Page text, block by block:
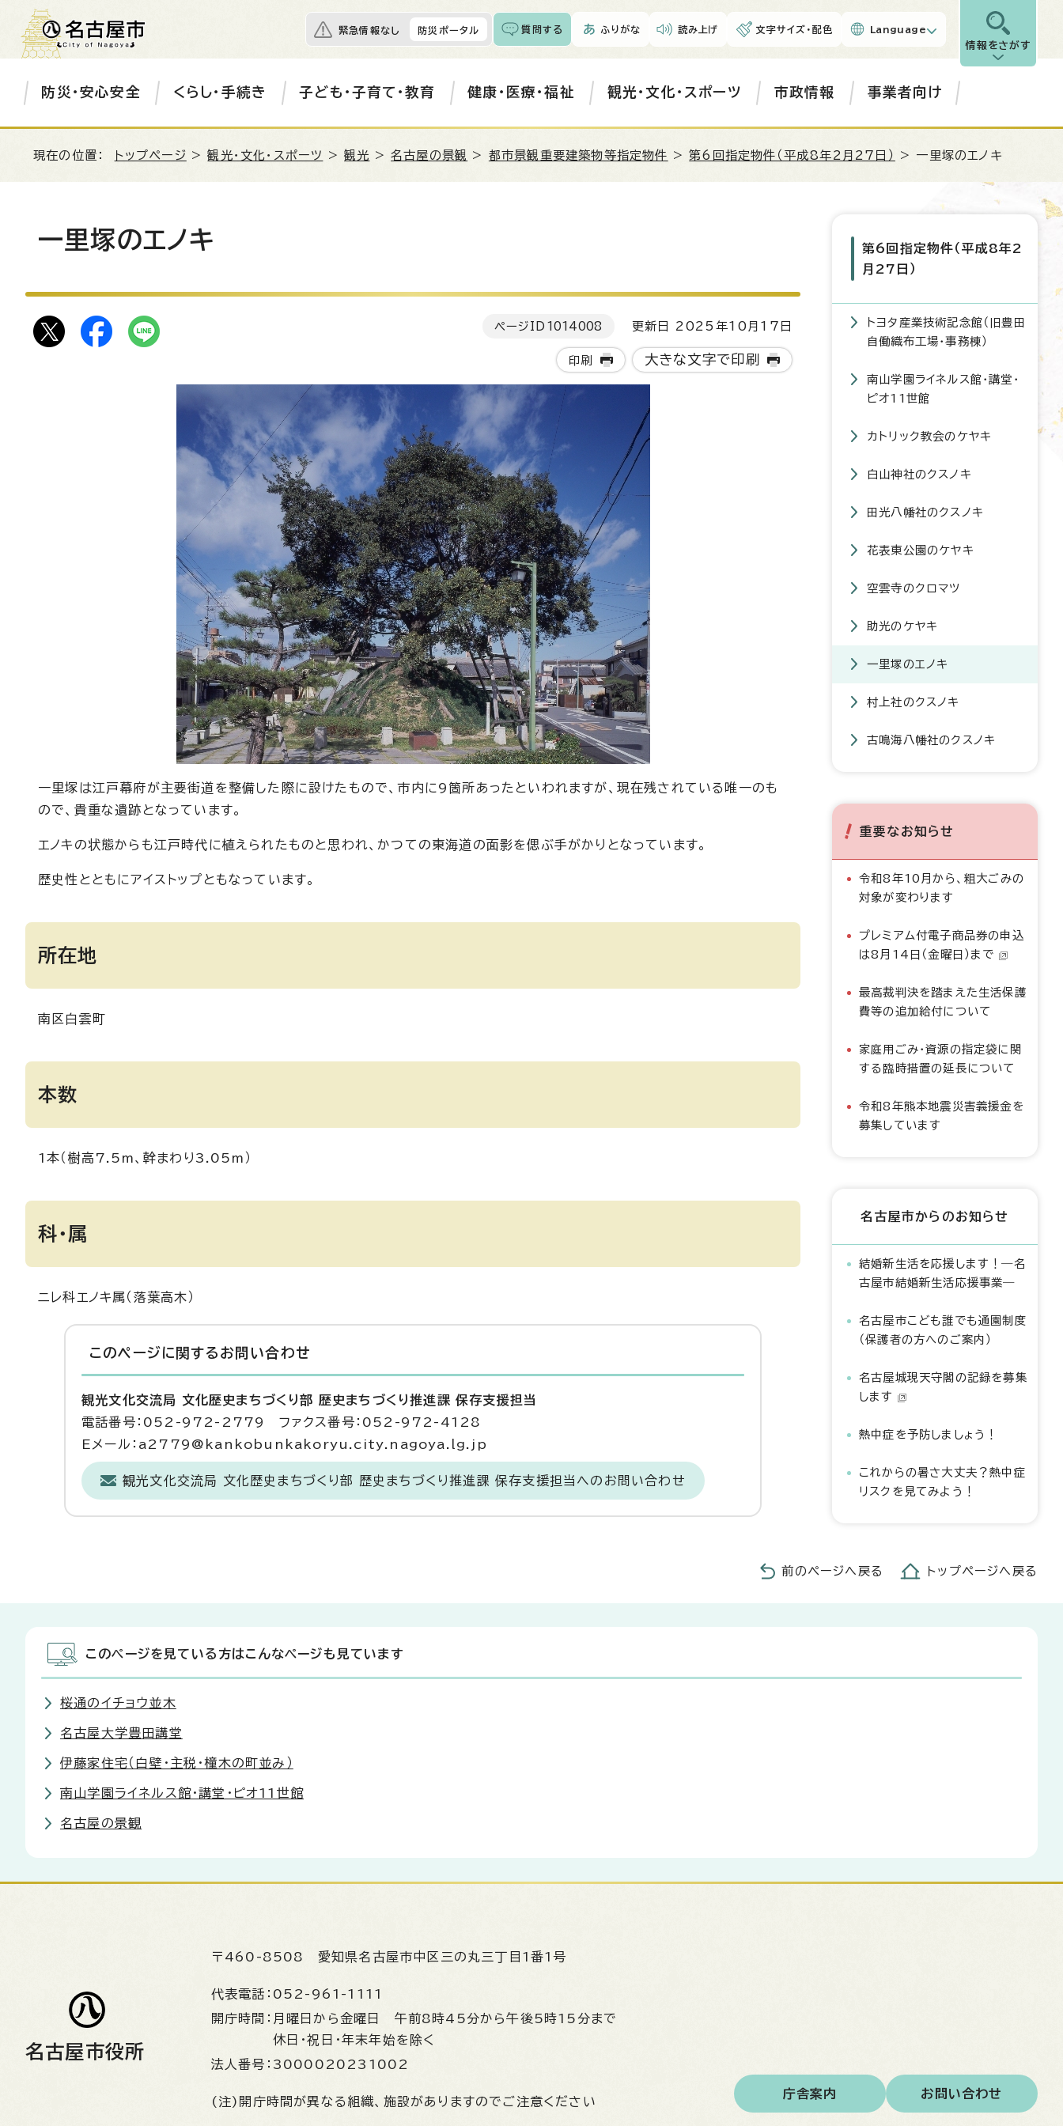
緊急情報なし 防災ポータル 質問する ふりがな 読み上げ 文字サイズ・配色 Language
情報をさがす
防災・安心安全 くらし・手続き 子ども・子育て・教育 健康・医療・福祉 観光・文化・スポーツ 市政情報 事業者向け
現在の位置： トップページ >観光・文化・スポーツ >観光 >名古屋の景観 > 都市景観重要建築物等指定物件 >第6回指定物件（平成8年2月27日） > 一里塚のエノキ
一里塚のエノキ
ページID 1014008 更新日 2025年10月17日
印刷 大きな文字で印刷
一里塚は江戸幕府が主要街道を整備した際に設けたもので、市内に9箇所あったといわれますが、現在残されている唯一のも
ので、貴重な遺跡となっています。
エノキの状態からも江戸時代に植えられたものと思われ、かつての東海道の面影を偲ぶ手がかりとなっています。
歴史性とともにアイストップともなっています。
所在地
南区白雲町
本数
1本（樹高7.5m、幹まわり3.05m）
科・属
ニレ科エノキ属（落葉高木）
このページに関する お問い合わせ
観光文化交流局 文化歴史まちづくり部 歴史まちづくり推進課 保存支援担当
電話番号：052-972-2779 ファクス番号：052-972-4128
Eメール：a2779@kankobunkakoryu.city.nagoya.lg.jp
観光文化交流局 文化歴史まちづくり部 歴史まちづくり推進課 保存支援担当へのお問い合わせ
第6回指定物件（平成8年2
月27日）
トヨタ産業技術記念館（旧豊田
自働織布工場・事務棟）
南山学園ライネルス館・講堂・
ピオ11世館
カトリック教会のケヤキ
白山神社のクスノキ
田光八幡社のクスノキ
花表東公園のケヤキ
空雲寺のクロマツ
助光のケヤキ
一里塚のエノキ
村上社のクスノキ
古鳴海八幡社のクスノキ
重要なお知らせ
令和8年10月から、粗大ごみの
対象が変わります
プレミアム付電子商品券の申込
は8月14日（金曜日）まで
最高裁判決を踏まえた生活保護
費等の追加給付について
家庭用ごみ・資源の指定袋に関
する臨時措置の延長について
令和8年熊本地震災害義援金を
募集しています
名古屋市からのお知らせ
結婚新生活を応援します！―名
古屋市結婚新生活応援事業―
名古屋市こども誰でも通園制度
（保護者の方へのご案内）
名古屋城現天守閣の記録を募集
します
熱中症を予防しましょう！
これからの暑さ大丈夫？熱中症
リスクを見てみよう！
前のページへ戻る トップページへ戻る
このページを見ている方はこんなページも見ています
桜通のイチョウ並木
名古屋大学豊田講堂
伊藤家住宅（白壁・主税・橦木の町並み）
南山学園ライネルス館・講堂・ピオ11世館
名古屋の景観
名古屋市役所
〒460-8508 愛知県名古屋市中区三の丸三丁目1番1号
代表電話： 052-961-1111
開庁時間： 月曜日から金曜日 午前8時45分から午後5時15分まで
休日・祝日・年末年始を除く
法人番号： 3000020231002
(注)開庁時間が異なる組織、施設がありますのでご注意ください
庁舎案内 お問い合わせ